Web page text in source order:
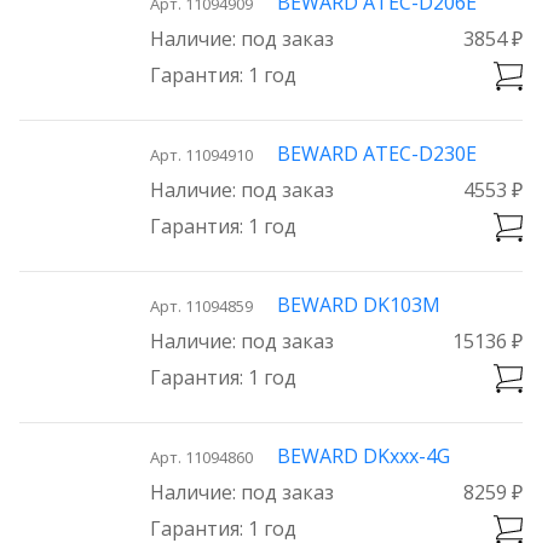
под заказ
3854 ₽
1 год
под заказ
Арт. 11094910
BEWARD ATEC-D230E
4553 ₽
1 год
под заказ
Арт. 11094859
BEWARD DK103M
15136 ₽
1 год
под заказ
Арт. 11094860
BEWARD DKxxx-4G
8259 ₽
1 год